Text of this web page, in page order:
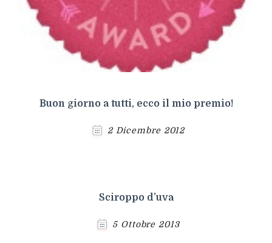
Buon giorno a tutti, ecco il mio premio!
2 Dicembre 2012
Sciroppo d’uva
5 Ottobre 2013